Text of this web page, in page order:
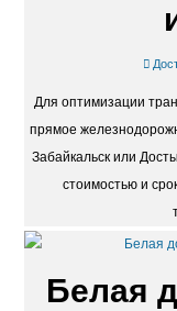
Для оптимизации
прямое
Забайкальск или
стоимостью и
Белая